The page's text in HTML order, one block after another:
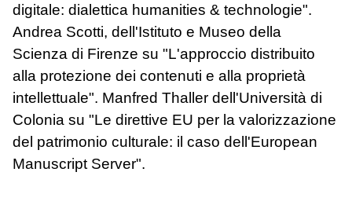
digitale: dialettica humanities & technologie".
Andrea Scotti, dell'Istituto e Museo della
Scienza di Firenze su "L'approccio distribuito
alla protezione dei contenuti e alla proprietà
intellettuale". Manfred Thaller dell'Università di
Colonia su "Le direttive EU per la valorizzazione
del patrimonio culturale: il caso dell'European
Manuscript Server".